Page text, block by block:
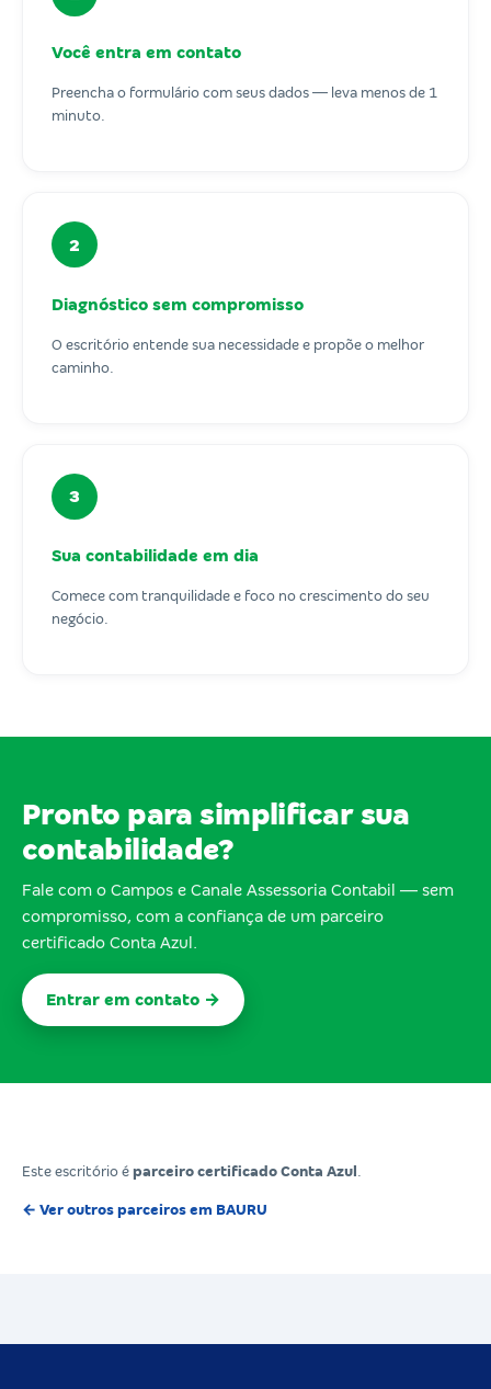
Você entra em contato
Preencha o formulário com seus dados — leva menos de 1
minuto.
2
Diagnóstico sem compromisso
O escritório entende sua necessidade e propõe o melhor
caminho.
3
Sua contabilidade em dia
Comece com tranquilidade e foco no crescimento do seu
negócio.
Pronto para simplificar sua
contabilidade?
Fale com o Campos e Canale Assessoria Contabil — sem
compromisso, com a confiança de um parceiro
certificado Conta Azul.
Entrar em contato →
Este escritório é parceiro certificado Conta Azul
← Ver outros parceiros em BAURU